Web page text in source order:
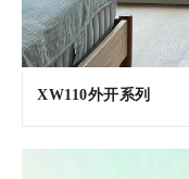
XW110外开系列